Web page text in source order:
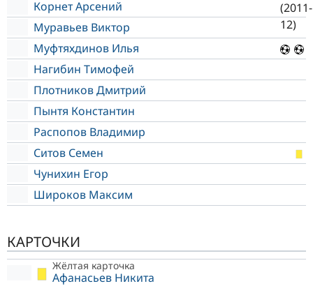
Корнет Арсений
Муравьев Виктор
Муфтяхдинов Илья
Нагибин Тимофей
Плотников Дмитрий
Пынтя Константин
Распопов Владимир
Ситов Семен
Чунихин Егор
Широков Максим
КАРТОЧКИ
Жёлтая карточка
Афанасьев Никита